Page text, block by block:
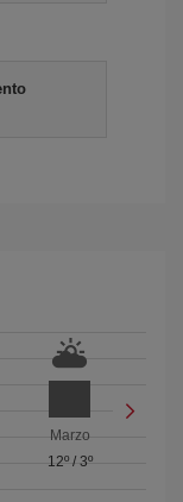
Marzo
12º/ 3º